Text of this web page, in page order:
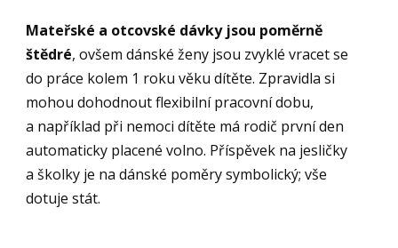
Mateřské a otcovské dávky jsou poměrně
štědré, ovšem dánské ženy jsou zvyklé vracet se
do práce kolem 1 roku věku dítěte. Zpravidla si
mohou dohodnout flexibilní pracovní dobu,
a například při nemoci dítěte má rodič první den
automaticky placené volno. Příspěvek na jesličky
a školky je na dánské poměry symbolický; vše
dotuje stát.